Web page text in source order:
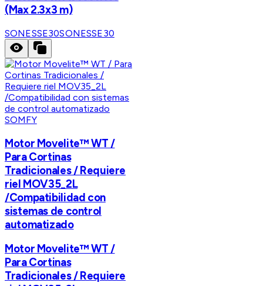
(Max 2.3x3 m)
SONESSE30SONESSE30
SOMFY
Motor Movelite™ WT /
Para Cortinas
Tradicionales / Requiere
riel MOV35_2L
/Compatibilidad con
sistemas de control
automatizado
Motor Movelite™ WT /
Para Cortinas
Tradicionales / Requiere